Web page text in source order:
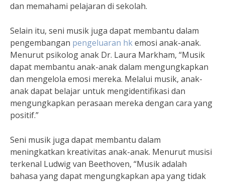
dan memahami pelajaran di sekolah.
Selain itu, seni musik juga dapat membantu dalam
pengembangan pengeluaran hkemosi anak-anak.
Menurut psikolog anak Dr. Laura Markham, “Musik
dapat membantu anak-anak dalam mengungkapkan
dan mengelola emosi mereka. Melalui musik, anak-
anak dapat belajar untuk mengidentifikasi dan
mengungkapkan perasaan mereka dengan cara yang
positif.”
Seni musik juga dapat membantu dalam
meningkatkan kreativitas anak-anak. Menurut musisi
terkenal Ludwig van Beethoven, “Musik adalah
bahasa yang dapat mengungkapkan apa yang tidak